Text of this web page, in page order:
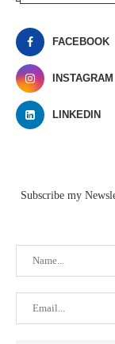
FACEBOOK
INSTAGRAM
LINKEDIN
Subscribe my